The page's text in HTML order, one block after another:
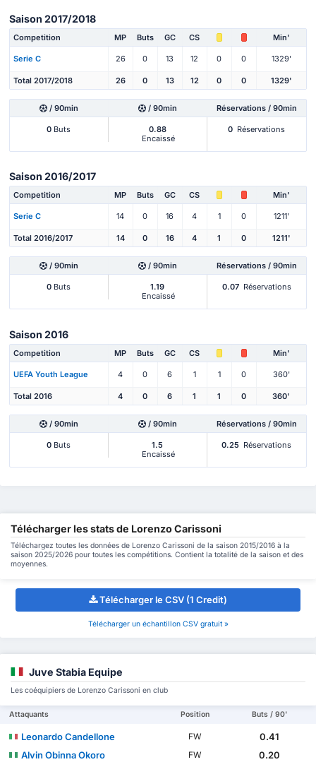
Saison 2017/2018
Competition MP Buts GC CS Min'
Serie C 26 0 13 12 0 0 1329'
Total 2017/2018 26 0 13 12 0 0 1329'
/ 90min / 90min Réservations / 90min
0 Buts
0.88
Encaissé
0 Réservations
Saison 2016/2017
Competition MP Buts GC CS Min'
Serie C 14 0 16 4 1 0 1211'
Total 2016/2017 14 0 16 4 1 0 1211'
/ 90min / 90min Réservations / 90min
0 Buts
1.19
Encaissé
0.07 Réservations
Saison 2016
Competition MP Buts GC CS Min'
UEFA Youth League 4 0 6 1 1 0 360'
Total 2016 4 0 6 1 1 0 360'
/ 90min / 90min Réservations / 90min
0 Buts
1.5
Encaissé
0.25 Réservations
Télécharger les stats de Lorenzo Carissoni
Téléchargez toutes les données de Lorenzo Carissoni de la saison 2015/2016 à la
saison 2025/2026 pour toutes les compétitions. Contient la totalité de la saison et des
moyennes.
Télécharger le CSV (1 Credit)
Télécharger un échantillon CSV gratuit »
Juve Stabia Equipe
Les coéquipiers de Lorenzo Carissoni en club
Attaquants Position Buts / 90'
Leonardo Candellone FW
0.41
Alvin Obinna Okoro
FW
0.20